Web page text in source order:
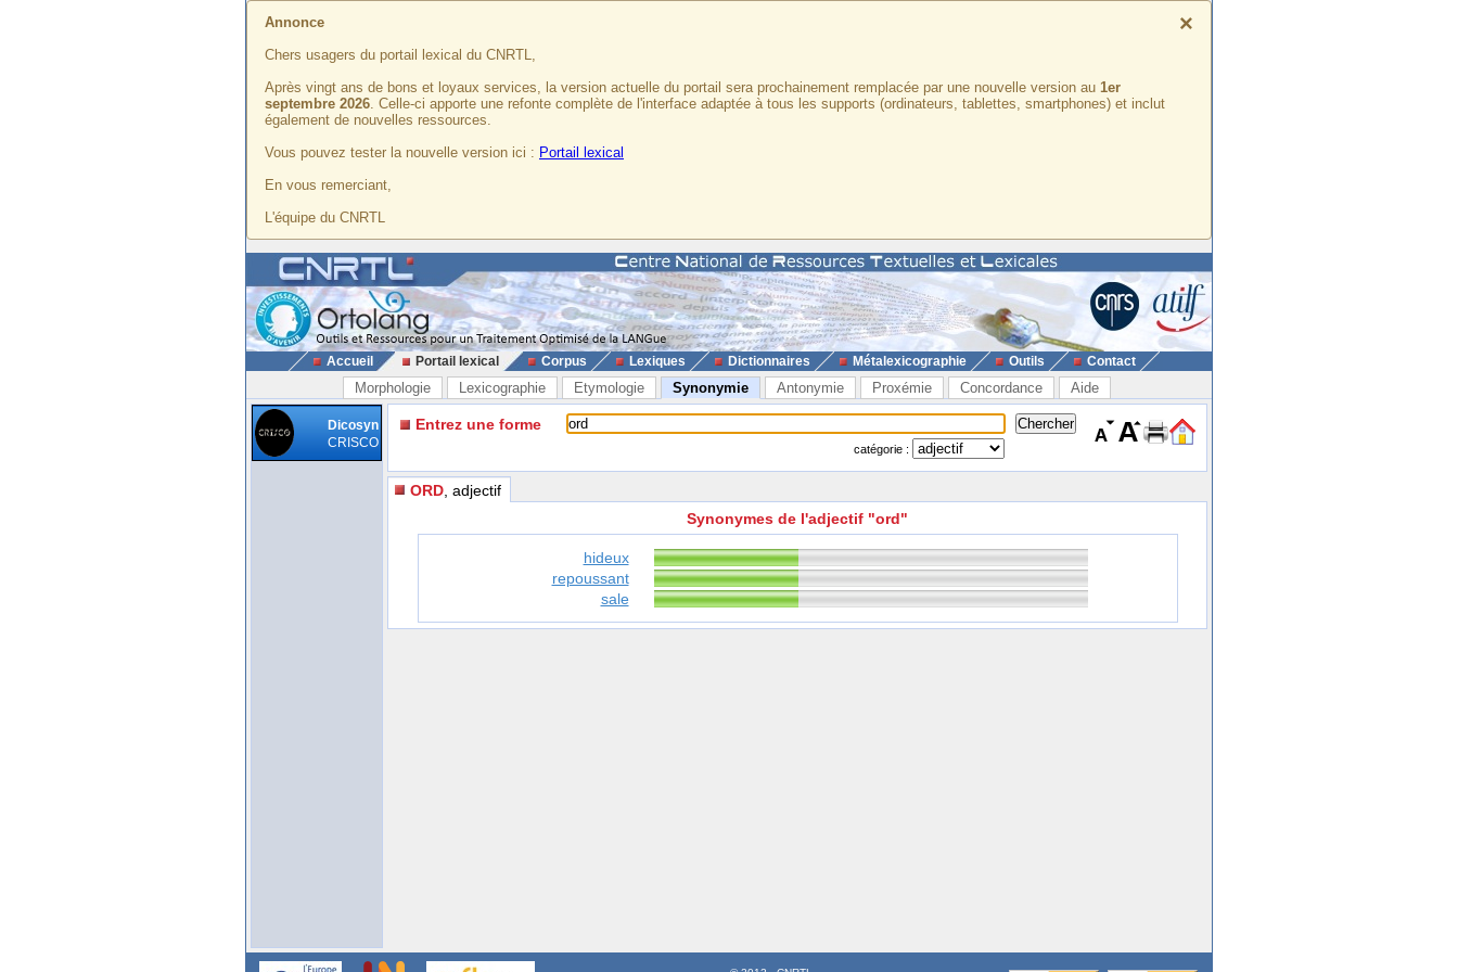
×
Annonce
Chers usagers du portail lexical du CNRTL,
Après vingt ans de bons et loyaux services, la version actuelle du portail sera prochainement remplacée par une nouvelle version au 1er
septembre 2026. Celle-ci apporte une refonte complète de l'interface adaptée à tous les supports (ordinateurs, tablettes, smartphones) et inclut
également de nouvelles ressources.
Vous pouvez tester la nouvelle version ici : Portail lexical
En vous remerciant,
L'équipe du CNRTL
Accueil Portail lexical Corpus Lexiques Dictionnaires Métalexicographie Outils Contact
Morphologie Lexicographie Etymologie Synonymie Antonymie Proxémie Concordance Aide
Dicosyn
CRISCO
Entrez une forme
catégorie :
ORD , adjectif
Synonymes de l'adjectif "ord"
hideux
repoussant
sale